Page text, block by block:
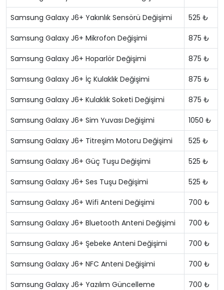
Samsung Galaxy J6+ Yakınlık Sensörü Değişimi 525 ₺
Samsung Galaxy J6+ Mikrofon Değişimi 875 ₺
Samsung Galaxy J6+ Hoparlör Değişimi 875 ₺
Samsung Galaxy J6+ İç Kulaklık Değişimi 875 ₺
Samsung Galaxy J6+ Kulaklık Soketi Değişimi 875 ₺
Samsung Galaxy J6+ Sim Yuvası Değişimi 1050 ₺
Samsung Galaxy J6+ Titreşim Motoru Değişimi 525 ₺
Samsung Galaxy J6+ Güç Tuşu Değişimi 525 ₺
Samsung Galaxy J6+ Ses Tuşu Değişimi 525 ₺
Samsung Galaxy J6+ Wifi Anteni Değişimi 700 ₺
Samsung Galaxy J6+ Bluetooth Anteni Değişimi 700 ₺
Samsung Galaxy J6+ Şebeke Anteni Değişimi 700 ₺
Samsung Galaxy J6+ NFC Anteni Değişimi 700 ₺
Samsung Galaxy J6+ Yazılım Güncelleme 700 ₺